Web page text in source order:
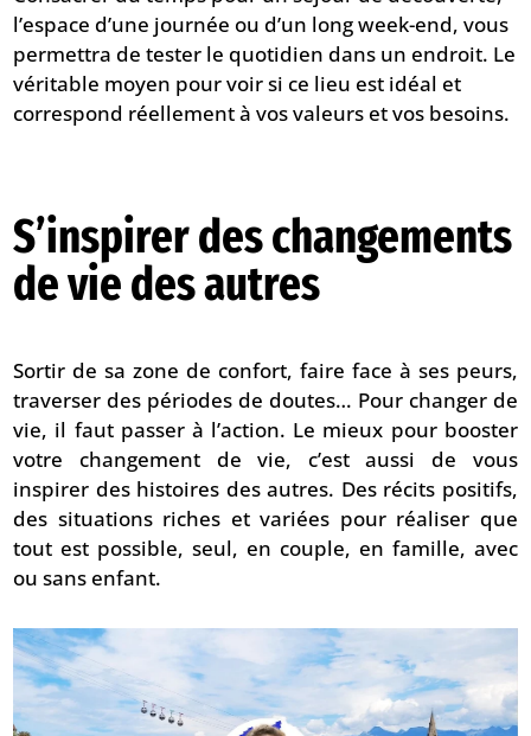
l’espace d’une journée ou d’un long week-end, vous
permettra de tester le quotidien dans un endroit. Le
véritable moyen pour voir si ce lieu est idéal et
correspond réellement à vos valeurs et vos besoins.
S’inspirer des changements
de vie des autres
Sortir de sa zone de confort, faire face à ses peurs,
traverser des périodes de doutes… Pour changer de
vie, il faut passer à l’action. Le mieux pour booster
votre changement de vie, c’est aussi de vous
inspirer des histoires des autres. Des récits positifs,
des situations riches et variées pour réaliser que
tout est possible, seul, en couple, en famille, avec
ou sans enfant.